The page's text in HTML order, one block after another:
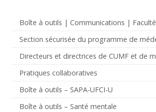
Boîte à outils | Communications |
Section sécurisée du programme de
Directeurs et directrices de CUMF et de
Pratiques collaboratives
Boîte à outils – SAPA-UFCI-U
Boîte à outils – Santé mentale